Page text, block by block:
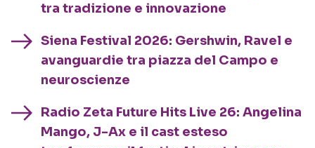
tra tradizione e innovazione
Siena Festival 2026: Gershwin, Ravel e
avanguardie tra piazza del Campo e
neuroscienze
Radio Zeta Future Hits Live 26: Angelina
Mango, J-Ax e il cast esteso